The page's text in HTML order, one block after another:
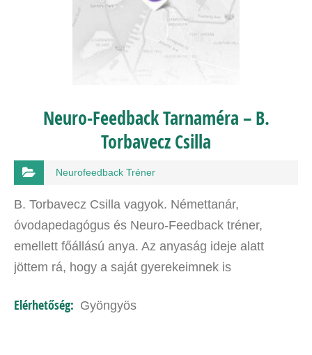
Neuro-Feedback Tarnaméra – B.
Torbavecz Csilla
Neurofeedback Tréner
B. Torbavecz Csilla vagyok. Némettanár,
óvodapedagógus és Neuro-Feedback tréner,
emellett főállású anya. Az anyaság ideje alatt
jöttem rá, hogy a saját gyerekeimnek is
lányom diszlexiás, diszgráfiás és…
Elérhetőség: Gyöngyös